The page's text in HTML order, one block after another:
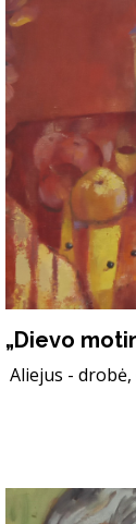
„Dievo
Aliejus - drobė,